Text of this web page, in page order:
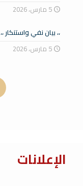
،، بيان نفي واستنكار ،،
الإعلانات